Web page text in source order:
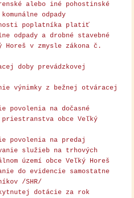
alebo iné pohostinské
odpady
poplatníka platiť
odpady a drobné stavebné
Horeš v zmysle zákona č.
doby prevádzkovej
výnimky z bežnej otváracej
povolenia na dočasné
obce Veľký
povolenia na predaj
služieb na trhových
území obce Veľký Horeš
do evidencie samostatne
/SHR/
dotácie za rok